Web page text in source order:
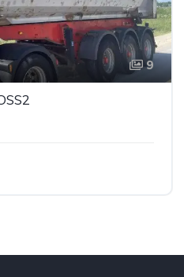
9